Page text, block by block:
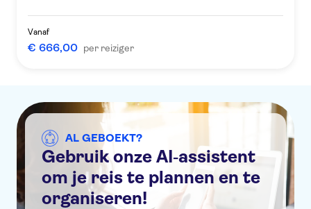
Vanaf
€ 666,00 per reiziger
AL GEBOEKT?
Gebruik onze AI‑assistent
om je reis te plannen en te
organiseren!